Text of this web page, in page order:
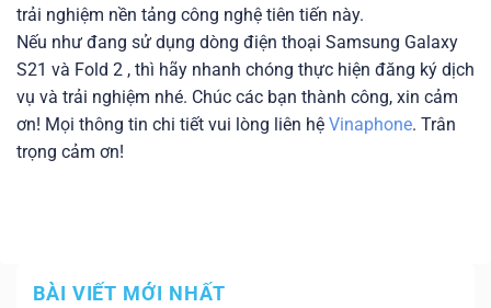
trải nghiệm nền tảng công nghệ tiên tiến này.
Nếu như đang sử dụng dòng điện thoại Samsung Galaxy
S21 và Fold 2 , thì hãy nhanh chóng thực hiện đăng ký dịch
vụ và trải nghiệm nhé. Chúc các bạn thành công, xin cảm
ơn! Mọi thông tin chi tiết vui lòng liên hệ Vinaphone. Trân
trọng cảm ơn!
BÀI VIẾT MỚI NHẤT